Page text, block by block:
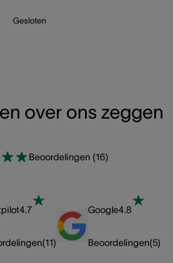
Gesloten
over ons zeggen
Beoordelingen (16)
4.7
(11)
Google4.8
Beoordelingen(5)